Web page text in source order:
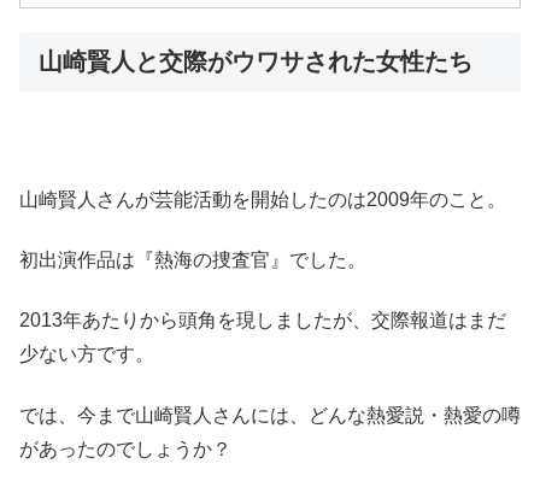
山崎賢人と交際がウワサされた女性たち
山崎賢人さんが芸能活動を開始したのは2009年のこと。
初出演作品は『熱海の捜査官』でした。
2013年あたりから頭角を現しましたが、交際報道はまだ
少ない方です。
では、今まで山崎賢人さんには、どんな熱愛説・熱愛の噂
があったのでしょうか？